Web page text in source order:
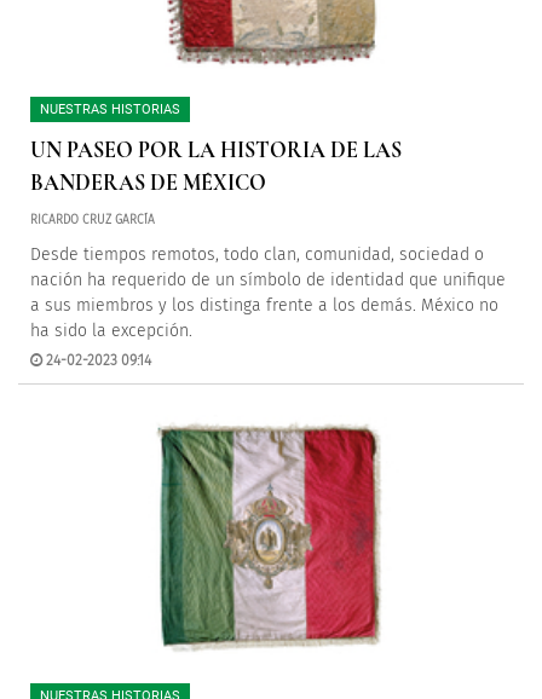
NUESTRAS HISTORIAS
UN PASEO POR LA HISTORIA DE LAS
BANDERAS DE MÉXICO
RICARDO CRUZ GARCÍA
Desde tiempos remotos, todo clan, comunidad, sociedad o
nación ha requerido de un símbolo de identidad que unifique
a sus miembros y los distinga frente a los demás. México no
ha sido la excepción.
24-02-2023 09:14